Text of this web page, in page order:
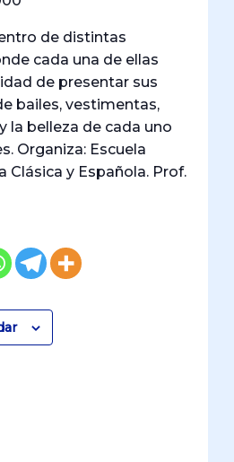
de distintas
cada una de ellas
de presentar sus
bailes, vestimentas,
la belleza de cada uno
Organiza: Escuela
Clásica y Española. Prof.